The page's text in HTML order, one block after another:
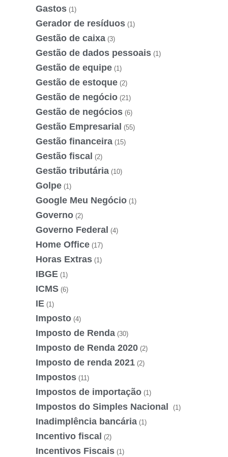
Gastos (1)
Gerador de resíduos (1)
Gestão de caixa (3)
Gestão de dados pessoais (1)
Gestão de equipe (1)
Gestão de estoque (2)
Gestão de negócio (21)
Gestão de negócios (6)
Gestão Empresarial (55)
Gestão financeira (15)
Gestão fiscal (2)
Gestão tributária (10)
Golpe (1)
Google Meu Negócio (1)
Governo (2)
Governo Federal (4)
Home Office (17)
Horas Extras (1)
IBGE (1)
ICMS (6)
IE (1)
Imposto (4)
Imposto de Renda (30)
Imposto de Renda 2020 (2)
Imposto de renda 2021 (2)
Impostos (11)
Impostos de importação (1)
Impostos do Simples Nacional (1)
Inadimplência bancária (1)
Incentivo fiscal (2)
Incentivos Fiscais (1)